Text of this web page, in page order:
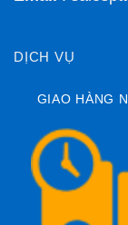
DỊCH VỤ
GIAO HÀNG